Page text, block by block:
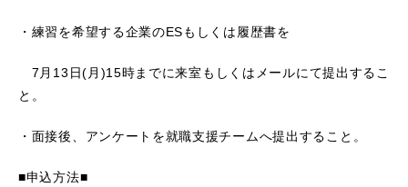
・練習を希望する企業のESもしくは履歴書を
7月13日(月)15時までに来室もしくはメールにて提出するこ
と。
・面接後、アンケートを就職支援チームへ提出すること。
■申込方法■